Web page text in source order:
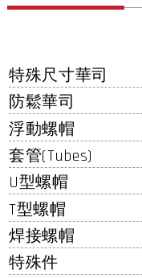
特殊尺寸華司
防鬆華司
浮動螺帽
套管(Tubes)
U型螺帽
T型螺帽
焊接螺帽
特殊件